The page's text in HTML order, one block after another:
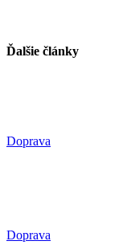
Ďalšie články
Doprava
Doprava